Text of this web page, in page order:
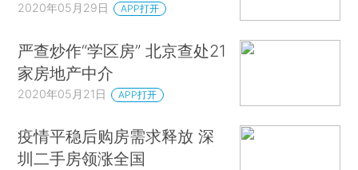
2020年05月29日 APP打开
严查炒作“学区房” 北京查处21
家房地产中介
2020年05月21日 APP打开
疫情平稳后购房需求释放 深
圳二手房领涨全国